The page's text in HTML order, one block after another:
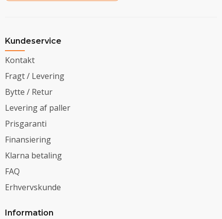
Kundeservice
Kontakt
Fragt / Levering
Bytte / Retur
Levering af paller
Prisgaranti
Finansiering
Klarna betaling
FAQ
Erhvervskunde
Information